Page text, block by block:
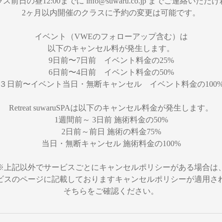
2ヶ月以内開催のクラスに予約の変更は可能です。
イベント（VWEのフォローアップ含む）は
以下のキャンセル料が発生します。
9日前〜7日前 イベント料金の25%
6日前〜4日前 イベント料金の50%
３日前〜イベント当日・無断キャンセル イベント料金の
Retreat suwaruSPAは以下のキャンセル料金が発生します。
1週間前～ 3日前 施術料金の50%
2日前～前日 施術の料金75%
当日・無断キャンセル 施術料金の100%
上記以外でサービスごとにキャンセルポリシーがある場合は、
スのページに記載しておりますキャンセルポリシーが適用さ
そちらをご確認ください。